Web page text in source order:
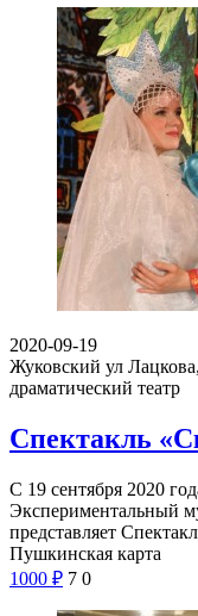
2020-09-19
Жуковский ул
драматический театр
Спектакль
С 19 сентября 2020
Экспериментальный
представляет
Пушкинская карта
1000 ₽ 7 0